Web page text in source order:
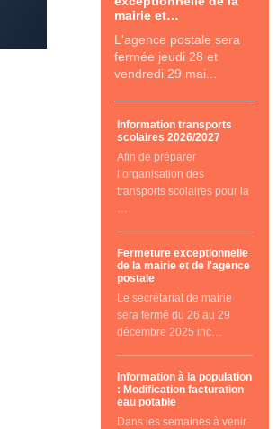
mairie et…
L'agence postale sera
fermée jeudi 28 et
vendredi 29 mai...
Information transports
scolaires 2026/2027
Afin de préparer
l’organisation des
transports scolaires pour la
…
Fermeture exceptionnelle
de la mairie et de l'agence
postale
Le secrétariat de mairie
sera fermé du 26 au 29
décembre 2025 inc…
Information à la population
: Modification facturation
eau potable
Dans les semaines à venir